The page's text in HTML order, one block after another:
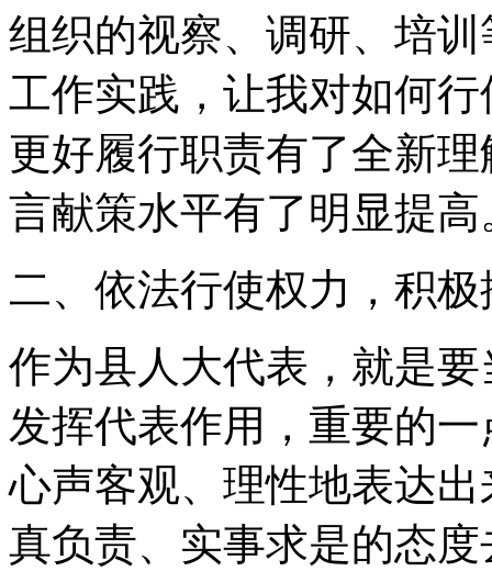
组织的视察、调研、培
工作实践，让我对如何
更好履行职责有了全新
言献策水平有了明显提高
二、依法行使权力，积
作为县人大代表，就是
发挥代表作用，重要的
心声客观、理性地表达
真负责、实事求是的态